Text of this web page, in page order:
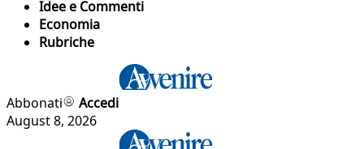
Idee e Commenti
Economia
Rubriche
Abbonati
Accedi
August 8, 2026